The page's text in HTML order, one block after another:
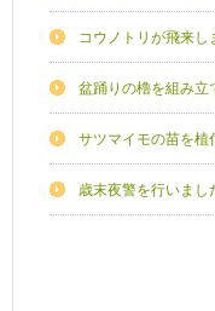
コウノトリが飛来し
盆踊りの櫓を組み立
サツマイモの苗を植
歳末夜警を行いまし